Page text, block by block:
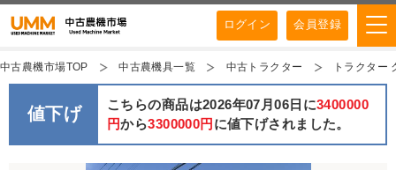
ログイン 会員登録
中古農機市場TOP 中古農機具一覧 中古トラクター トラクター
値下げ こちらの商品は2026年07月06日に3400000
円から3300000円 に値下げされました。